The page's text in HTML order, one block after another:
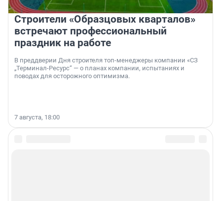
Строители «Образцовых кварталов»
встречают профессиональный
праздник на работе
В преддверии Дня строителя топ-менеджеры компании «СЗ
„Терминал-Ресурс“ — о планах компании, испытаниях и
поводах для осторожного оптимизма.
7 августа, 18:00